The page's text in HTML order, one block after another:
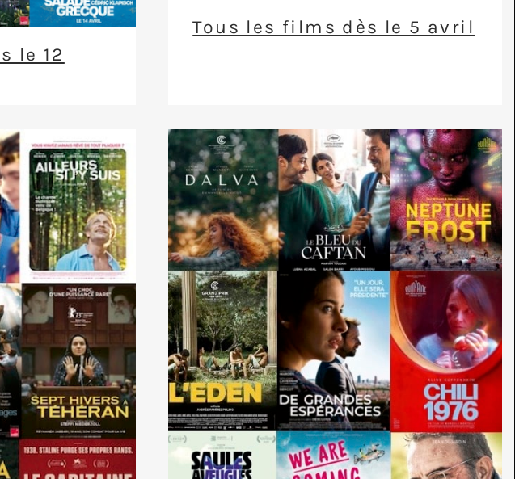
le 12
Tous les films dès le 5 avril